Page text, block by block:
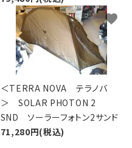
＜TERRA NOVA テラノバ
＞ SOLAR PHOTON 2
SND ソーラーフォトン2サンド
71,280円(税込)
favorite